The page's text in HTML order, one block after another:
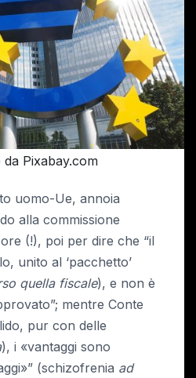
da Pixabay.com
uomo-Ue, annoia
alla commissione
(!), poi per dire che “il
unito al ‘pacchetto’
quella fiscale), e non è
mentre Conte
pur con delle
), i «vantaggi sono
(schizofrenia ad